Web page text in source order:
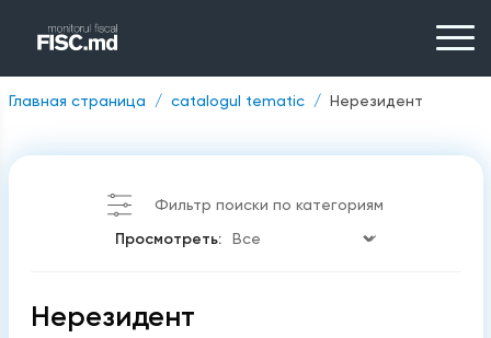
Главная страница catalogul tematic Нерезидент
Фильтр поиски по категориям
Просмотреть:
Нерезидент